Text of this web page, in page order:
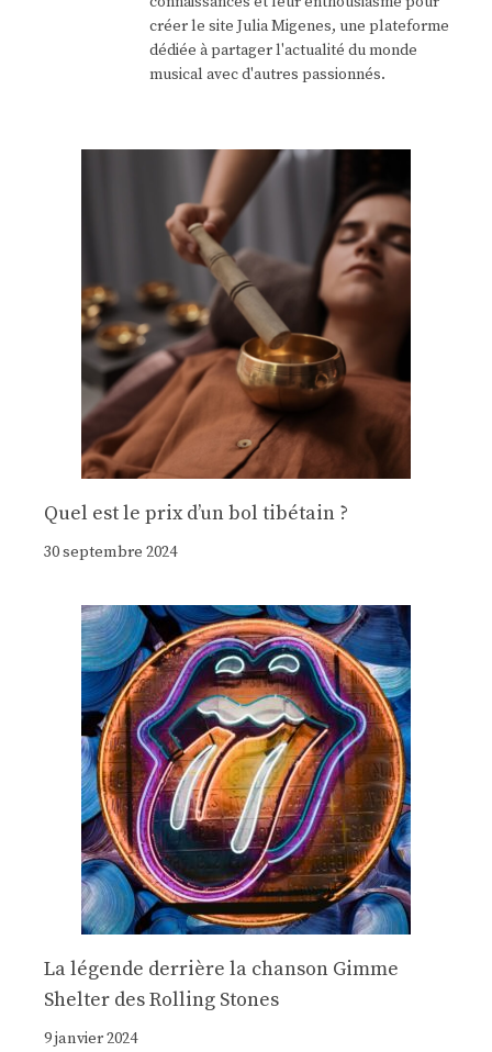
créer le site Julia Migenes, une plateforme
dédiée à partager l'actualité du monde
musical avec d'autres passionnés.
Quel est le prix d’un bol tibétain ?
30 septembre 2024
La légende derrière la chanson Gimme
Shelter des Rolling Stones
9 janvier 2024